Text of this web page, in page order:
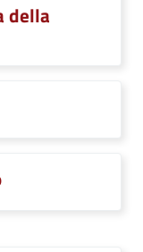
della